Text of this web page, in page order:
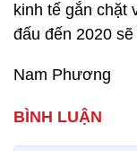
kinh tế gắn chặt
đấu đến 2020
Nam Phương